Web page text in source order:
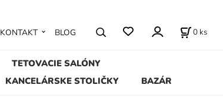
TETOVACIE SALÓNY
KANCELÁRSKE STOLIČKY BAZÁR
KONTAKT BLOG 0 ks